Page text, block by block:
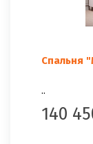
Спальня
..
140